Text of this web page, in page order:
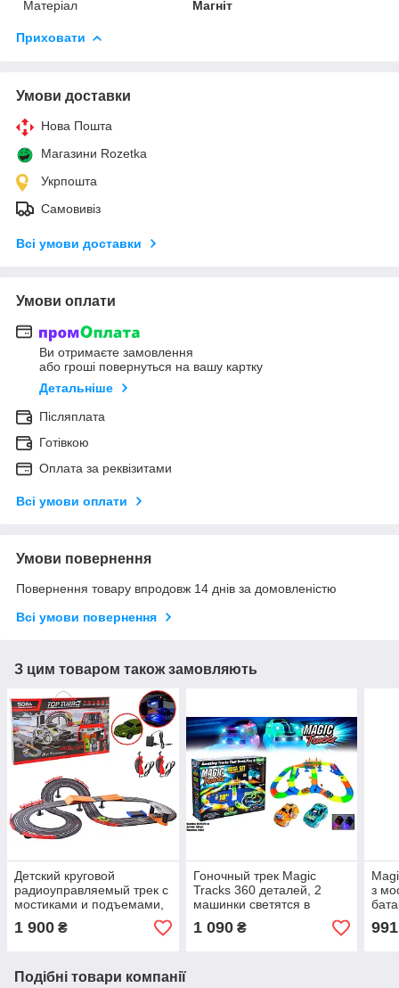
Матеріал Магніт
Приховати
Умови доставки
Нова Пошта
Магазини Rozetka
Укрпошта
Самовивіз
Всі умови доставки
Умови оплати
Ви отримаєте замовлення
або гроші повернуться на вашу картку
Детальніше
Післяплата
Готівкою
Оплата за реквізитами
Всі умови оплати
Умови повернення
Повернення товару впродовж 14 днів за домовленістю
Всі умови повернення
З цим товаром також замовляють
Детский круговой
радиоуправляемый трек с
мостиками и подъемами,
машинки, свет, звук
1 900 ₴
Гоночный трек Magic
Tracks 360 деталей, 2
машинки светятся в
темноте на 3 батарейки
1 090₴
з
991
Подібні товари компанії